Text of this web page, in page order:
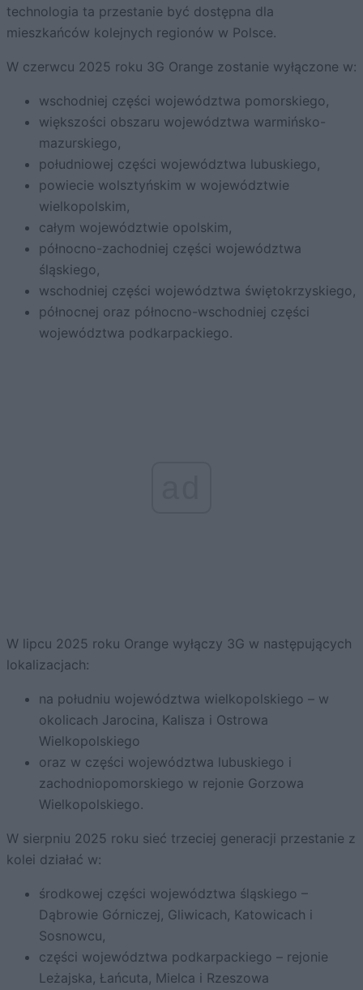
technologia ta przestanie być dostępna dla
mieszkańców kolejnych regionów w Polsce.
W czerwcu 2025 roku 3G Orange zostanie wyłączone w:
wschodniej części województwa pomorskiego,
większości obszaru województwa warmińsko-
mazurskiego,
południowej części województwa lubuskiego,
powiecie wolsztyńskim w województwie
wielkopolskim,
całym województwie opolskim,
północno-zachodniej części województwa
śląskiego,
wschodniej części województwa świętokrzyskiego,
północnej oraz północno-wschodniej części
województwa podkarpackiego.
W lipcu 2025 roku Orange wyłączy 3G w następujących
lokalizacjach:
na południu województwa wielkopolskiego – w
okolicach Jarocina, Kalisza i Ostrowa
Wielkopolskiego
oraz w części województwa lubuskiego i
zachodniopomorskiego w rejonie Gorzowa
Wielkopolskiego.
W sierpniu 2025 roku sieć trzeciej generacji przestanie z
kolei działać w:
środkowej części województwa śląskiego –
Dąbrowie Górniczej, Gliwicach, Katowicach i
Sosnowcu,
części województwa podkarpackiego – rejonie
Leżajska, Łańcuta, Mielca i Rzeszowa